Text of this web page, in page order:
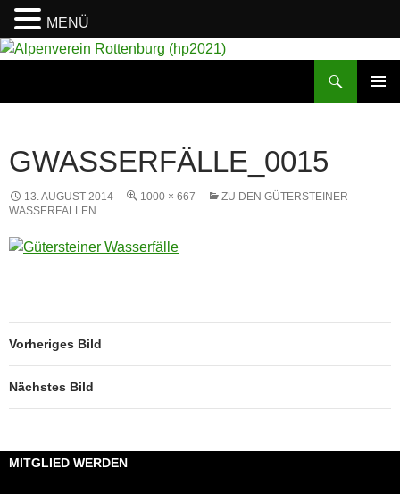
GWASSERFÄLLE_0015
13. AUGUST 2014 1000 × 667
ZU DEN GÜTERSTEINER
WASSERFÄLLEN
Vorheriges Bild
Nächstes Bild
MITGLIED WERDEN
MENÜ